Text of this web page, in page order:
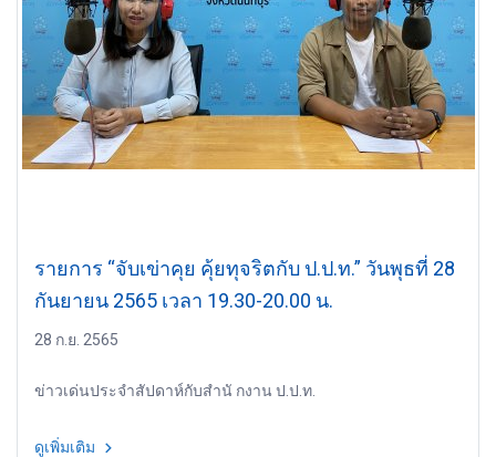
รายการ “จับเข่าคุย คุ้ยทุจริตกับ ป.ป.ท.” วันพุธที่ 28
กันยายน 2565 เวลา 19.30-20.00 น.
28 ก.ย. 2565
ข่าวเด่นประจำสัปดาห์กับสำนั กงาน ป.ป.ท.
ดูเพิ่มเติม